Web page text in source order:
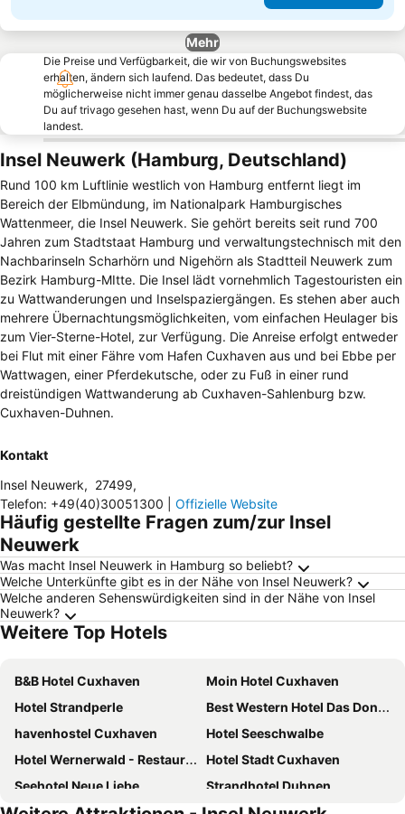
Mehr
Die Preise und Verfügbarkeit, die wir von Buchungswebsites
erhalten, ändern sich laufend. Das bedeutet, dass Du
möglicherweise nicht immer genau dasselbe Angebot findest, das
Du auf trivago gesehen hast, wenn Du auf der Buchungswebsite
landest.
Insel Neuwerk (Hamburg, Deutschland)
Rund 100 km Luftlinie westlich von Hamburg entfernt liegt im
Bereich der Elbmündung, im Nationalpark Hamburgisches
Wattenmeer, die Insel Neuwerk. Sie gehört bereits seit rund 700
Jahren zum Stadtstaat Hamburg und verwaltungstechnisch mit den
Nachbarinseln Scharhörn und Nigehörn als Stadtteil Neuwerk zum
Bezirk Hamburg-MItte. Die Insel lädt vornehmlich Tagestouristen ein
zu Wattwanderungen und Inselspaziergängen. Es stehen aber auch
mehrere Übernachtungsmöglichkeiten, vom einfachen Heulager bis
zum Vier-Sterne-Hotel, zur Verfügung. Die Anreise erfolgt entweder
bei Flut mit einer Fähre vom Hafen Cuxhaven aus und bei Ebbe per
Wattwagen, einer Pferdekutsche, oder zu Fuß in einer rund
dreistündigen Wattwanderung ab Cuxhaven-Sahlenburg bzw.
Cuxhaven-Duhnen.
Kontakt
Insel Neuwerk, 27499,
Telefon: +49(40)30051300 Offizielle Website
Häufig gestellte Fragen zum/zur Insel
Neuwerk
Was macht Insel Neuwerk in Hamburg so beliebt?
Welche Unterkünfte gibt es in der Nähe von Insel Neuwerk?
Welche anderen Sehenswürdigkeiten sind in der Nähe von Insel
Neuwerk?
Weitere Top Hotels
B&B Hotel Cuxhaven
Moin Hotel Cuxhaven
Hotel Strandperle
Best Western Hotel Das Donners
havenhostel Cuxhaven
Hotel Seeschwalbe
Hotel Wernerwald - Restaurant, Wellness & Events
Hotel Stadt Cuxhaven
Seehotel Neue Liebe
Strandhotel Duhnen